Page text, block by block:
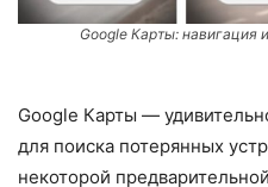
Google Карты: навигация
Google Карты —
для поиска потерянных
некоторой